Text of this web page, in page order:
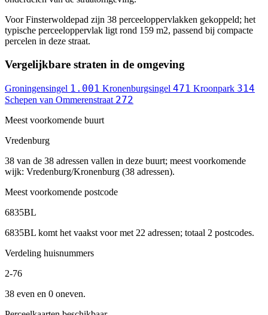
Voor Finsterwoldepad zijn 38 perceeloppervlakken gekoppeld; het
typische perceeloppervlak ligt rond 159 m2, passend bij compacte
percelen in deze straat.
Vergelijkbare straten in de omgeving
Groningensingel 1.001 Kronenburgsingel 471 Kroonpark 314
Schepen van Ommerenstraat 272
Meest voorkomende buurt
Vredenburg
38 van de 38 adressen vallen in deze buurt; meest voorkomende
wijk: Vredenburg/Kronenburg (38 adressen).
Meest voorkomende postcode
6835BL
6835BL komt het vaakst voor met 22 adressen; totaal 2 postcodes.
Verdeling huisnummers
2-76
38 even en 0 oneven.